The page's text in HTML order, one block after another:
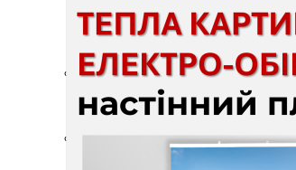
Підлогові покриття пазли
Композитна плитка ДПК
Самоклеюче підлогове
Самоклеючі декоративні 3D панелі
Самоклеюча декоративна 3D
Самоклеюча декоративна 3D
ПВХ панелі
Декоративна ПВХ панель